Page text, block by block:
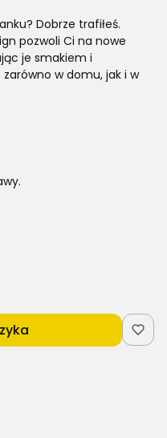
Dobrze trafiłeś.
pozwoli Ci na nowe
je smakiem i
w domu, jak i w